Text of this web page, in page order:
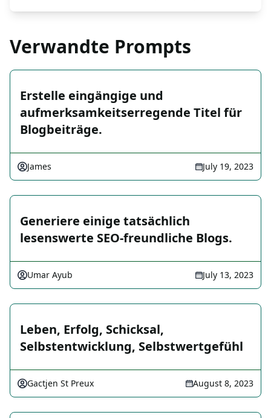
Verwandte Prompts
Erstelle eingängige und
aufmerksamkeitserregende Titel für
Blogbeiträge.
James July 19, 2023
Generiere einige tatsächlich
lesenswerte SEO-freundliche Blogs.
Umar Ayub July 13, 2023
Leben, Erfolg, Schicksal,
Selbstentwicklung, Selbstwertgefühl
Gactjen St Preux August 8, 2023